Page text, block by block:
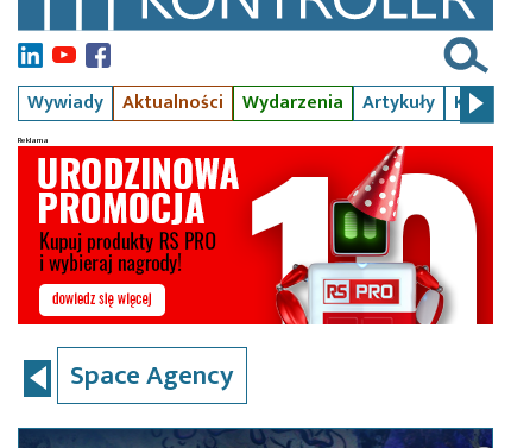
Wywiady Aktualności Wydarzenia Artykuły Kursy
Space Agency